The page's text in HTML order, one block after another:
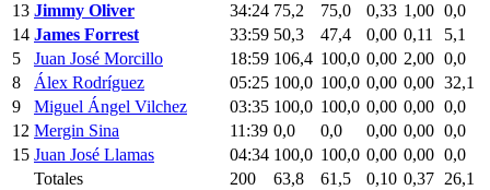
13 Jimmy Oliver 34:24 75,2 75,0 0,33 1,00 0,0
14 James Forrest 33:59 50,3 47,4 0,00 0,11
5,1
5
Juan José Morcillo 18:59 106,4 100,0 0,00 2,00 0,0
8
Álex Rodríguez 05:25 100,0 100,0 0,00 0,00 32,1
9
Miguel Ángel Vilchez 03:35 100,0 100,0 0,00 0,00 0,0
12 Mergin Sina 11:39 0,0 0,0 0,00 0,00 0,0
15 Juan José Llamas 04:34 100,0 100,0 0,00 0,00 0,0
Totales
200 63,8 61,5 0,10 0,37 26,1